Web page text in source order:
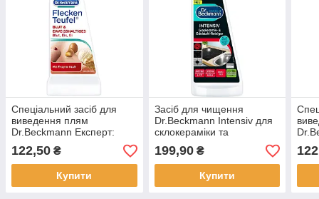
Спеціальний засіб для
виведення плям
Dr.Beckmann Експерт:
кров і білкові плями 50 мл
122,50 ₴
Купити
Засіб для чищення
Dr.Beckmann Intensiv для
склокераміки та
нержавіючої сталі 250 мл
199,90₴
Купити
мл